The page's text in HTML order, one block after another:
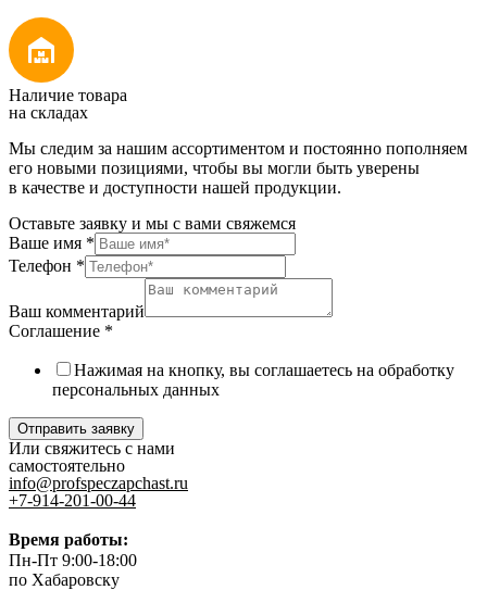
Наличие товара
на складах
Мы следим за нашим ассортиментом и постоянно пополняем
его новыми позициями, чтобы вы могли быть уверены
в качестве и доступности нашей продукции.
Оставьте заявку и мы с вами свяжемся
Ваше имя *
Телефон *
Ваш комментарий
Соглашение *
Нажимая на кнопку, вы соглашаетесь на обработку
персональных данных
Отправить заявку
Или свяжитесь с нами
самостоятельно
info@profspeczapchast.ru
+7-914-201-00-44
Время работы:
Пн-Пт 9:00-18:00
по Хабаровску